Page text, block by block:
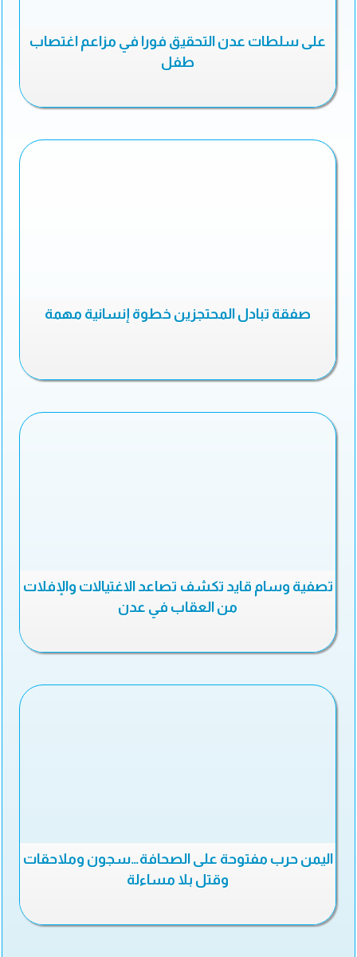
على سلطات عدن التحقيق فورا في مزاعم اغتصاب
طفل
صفقة تبادل المحتجزين خطوة إنسانية مهمة
تصفية وسام قايد تكشف تصاعد الاغتيالات والإفلات
من العقاب في عدن
اليمن حرب مفتوحة على الصحافة…سجون وملاحقات
وقتل بلا مساءلة